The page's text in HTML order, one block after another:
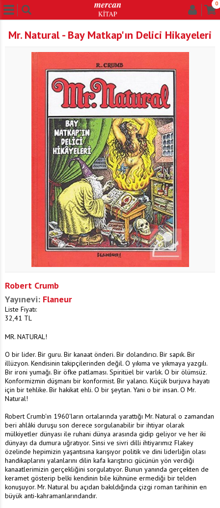
0
Mr. Natural - Bay Matkap'ın Delici Hikayeleri
Robert Crumb
Yayınevi: Flaneur
Liste Fiyatı:
32,41 TL
MR. NATURAL!
O bir lider. Bir guru. Bir kanaat önderi. Bir dolandırıcı. Bir sapık. Bir
illüzyon. Kendisinin takipçilerinden değil. O yıkıma ve yıkmaya yazgılı.
Bir ironi yumağı. Bir öfke patlaması. Spiritüel bir varlık. O bir ölümsüz.
Konformizmin düşmanı bir konformist. Bir yalancı. Küçük burjuva hayatı
için bir tehlike. Bir hakikat ehli. O bir şeytan. Yani o bir insan. O Mr.
Natural!
Robert Crumb'ın 1960'ların ortalarında yarattığı Mr. Natural o zamandan
beri ahlâki duruşu son derece sorgulanabilir bir ihtiyar olarak
mülkiyetler dünyası ile ruhani dünya arasında gidip geliyor ve her iki
dünyayı da dumura uğratıyor. Sinsi ve sivri dilli ihtiyarımız Flakey
özelinde hepimizin yaşantısına karışıyor politik ve dini liderliğin olası
handikaplarını yalanlarını dilin kafa karıştırıcı gücünün yön verdiği
kanaatlerimizin gerçekliğini sorgulatıyor. Bunun yanında gerçekten de
keramet gösterip belki kendinin bile kühnüne ermediği bir telden
konuşuyor. Mr. Natural bu açıdan bakıldığında çizgi roman tarihinin en
büyük anti-kahramanlarındandır.